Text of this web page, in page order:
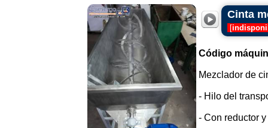
Cinta
[
Código
Mezclador de
- Hilo del
- Con reductor y